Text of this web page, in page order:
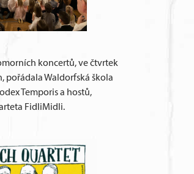
koncertů, ve čtvrtek
pořádala Waldorfská škola
Temporis a hostů,
FidliMidli.